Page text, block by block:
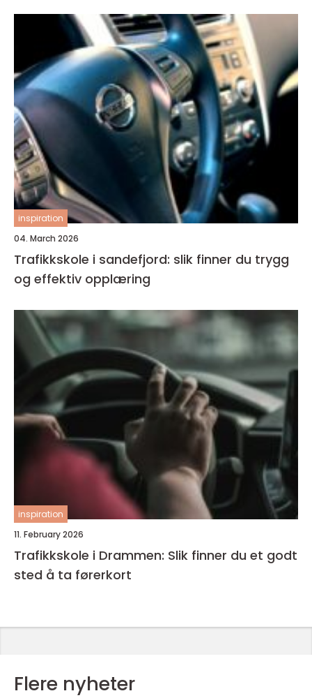
inspiration
04. March 2026
Trafikkskole i sandefjord: slik finner du trygg
og effektiv opplæring
inspiration
11. February 2026
Trafikkskole i Drammen: Slik finner du et godt
sted å ta førerkort
Flere nyheter